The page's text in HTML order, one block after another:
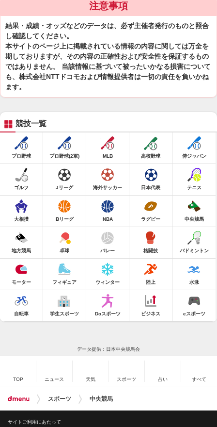
注意事項
結果・成績・オッズなどのデータは、必ず主催者発行のものと照合
し確認してください。
本サイトのページ上に掲載されている情報の内容に関しては万全を
期しておりますが、その内容の正確性および安全性を保証するもの
ではありません。 当該情報に基づいて被ったいかなる損害について
も、株式会社NTTドコモおよび情報提供者は一切の責任を負いかね
ます。
競技一覧
プロ野球 プロ野球(2軍) MLB 高校野球 侍ジャパン
ゴルフ Jリーグ 海外サッカー 日本代表 テニス
大相撲 Bリーグ NBA ラグビー 中央競馬
地方競馬 卓球 バレー 格闘技 バドミントン
モーター フィギュア ウィンター 陸上 水泳
自転車 学生スポーツ Doスポーツ ビジネス eスポーツ
データ提供：日本中央競馬会
TOP ニュース 天気 スポーツ 占い すべて
スポーツ 中央競馬
サイトご利用にあたって